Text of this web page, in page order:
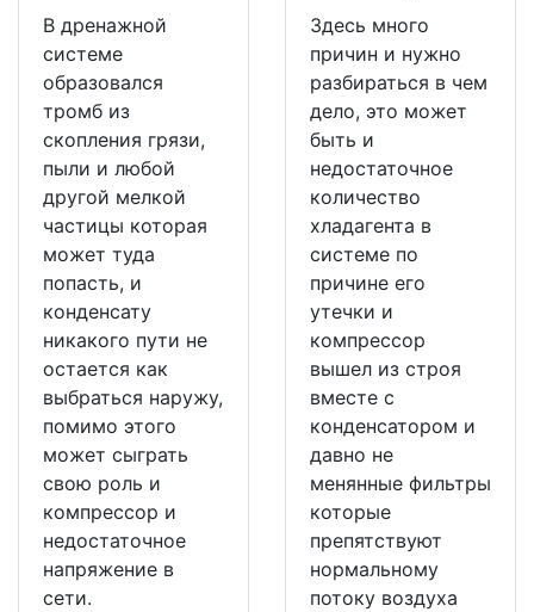
В дренажной
системе
образовался
тромб из
скопления грязи,
пыли и любой
другой мелкой
частицы которая
может туда
попасть, и
конденсату
никакого пути не
остается как
выбраться наружу,
помимо этого
может сыграть
свою роль и
компрессор и
недостаточное
напряжение в
сети.
Здесь много
причин и нужно
разбираться в чем
дело, это может
быть и
недостаточное
количество
хладагента в
системе по
причине его
утечки и
компрессор
вышел из строя
вместе с
конденсатором и
давно не
менянные фильтры
которые
препятствуют
нормальному
потоку воздуха